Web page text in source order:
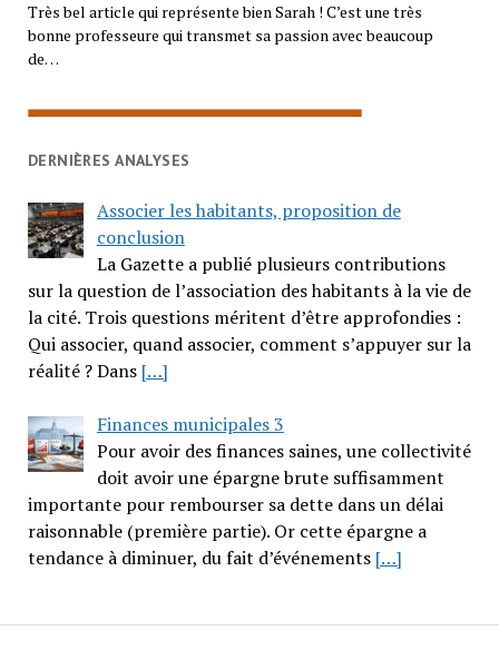
Très bel article qui représente bien Sarah ! C’est une très
bonne professeure qui transmet sa passion avec beaucoup
de…
DERNIÈRES ANALYSES
Associer les habitants, proposition de
conclusion
La Gazette a publié plusieurs contributions
sur la question de l’association des habitants à la vie de
la cité. Trois questions méritent d’être approfondies :
Qui associer, quand associer, comment s’appuyer sur la
réalité ? Dans […]
Finances municipales 3
Pour avoir des finances saines, une collectivité
doit avoir une épargne brute suffisamment
importante pour rembourser sa dette dans un délai
raisonnable (première partie). Or cette épargne a
tendance à diminuer, du fait d’événements […]